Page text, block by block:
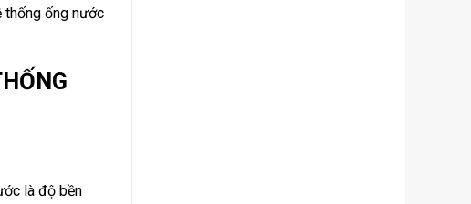
thống ống nước
là độ bền